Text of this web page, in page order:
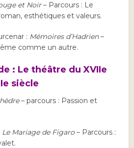
et Noir– Parcours : Le
esthétiques et valeurs.
: Mémoires d’Hadrien–
comme un autre.
: Le théâtre du XVIIe
siècle
– parcours : Passion et
Le Mariage de Figaro– Parcours :